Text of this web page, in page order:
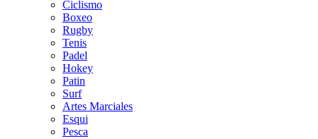
Ciclismo
Boxeo
Rugby
Tenis
Padel
Hokey
Patin
Surf
Artes Marciales
Esqui
Pesca